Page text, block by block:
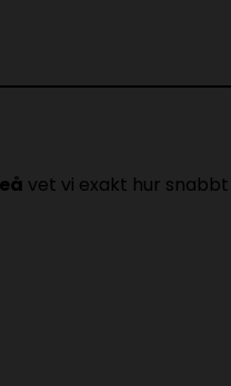
vet vi exakt hur